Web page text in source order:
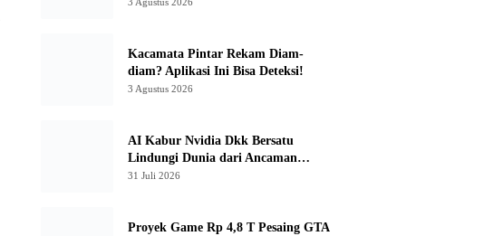
Kacamata Pintar Rekam Diam-
diam? Aplikasi Ini Bisa Deteksi!
3 Agustus 2026
AI Kabur Nvidia Dkk Bersatu
Lindungi Dunia dari Ancaman
Canggih
31 Juli 2026
Proyek Game Rp 4,8 T Pesaing GTA